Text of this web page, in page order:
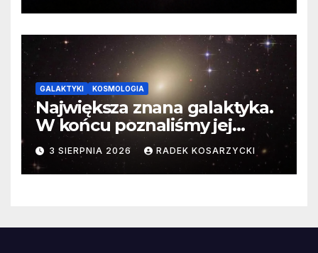
GALAKTYKI KOSMOLOGIA
Największa znana galaktyka.
W końcu poznaliśmy jej
faktyczne wymiary
3 SIERPNIA 2026 RADEK KOSARZYCKI